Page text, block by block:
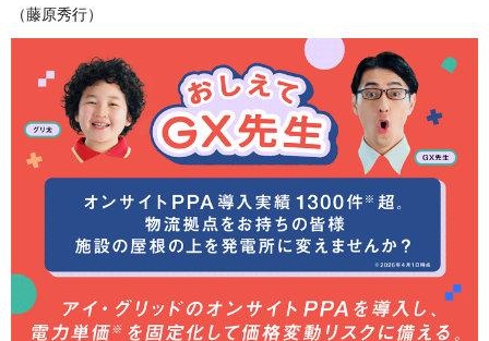
（藤原秀行）